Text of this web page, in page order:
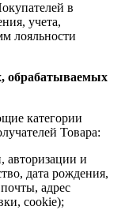
в
учета,
лояльности
обрабатываемых
категории
Товара:
авторизации и
дата рождения,
адрес
cookie);